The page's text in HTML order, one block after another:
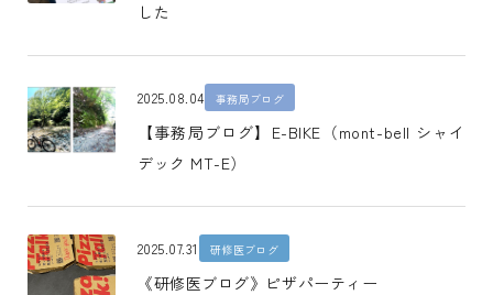
した
2025.08.04 事務局ブログ
【事務局ブログ】E-BIKE（mont-bell シャイ
デック MT-E）
2025.07.31 研修医ブログ
《研修医ブログ》ピザパーティー